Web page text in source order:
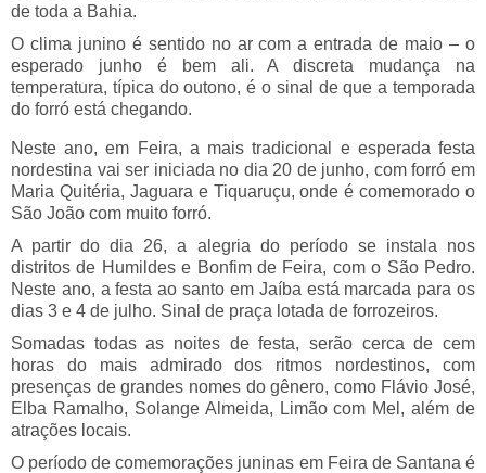
de toda a Bahia.
O clima junino é sentido no ar com a entrada de maio – o
esperado junho é bem ali. A discreta mudança na
temperatura, típica do outono, é o sinal de que a temporada
do forró está chegando.
Neste ano, em Feira, a mais tradicional e esperada festa
nordestina vai ser iniciada no dia 20 de junho, com forró em
Maria Quitéria, Jaguara e Tiquaruçu, onde é comemorado o
São João com muito forró.
A partir do dia 26, a alegria do período se instala nos
distritos de Humildes e Bonfim de Feira, com o São Pedro.
Neste ano, a festa ao santo em Jaíba está marcada para os
dias 3 e 4 de julho. Sinal de praça lotada de forrozeiros.
Somadas todas as noites de festa, serão cerca de cem
horas do mais admirado dos ritmos nordestinos, com
presenças de grandes nomes do gênero, como Flávio José,
Elba Ramalho, Solange Almeida, Limão com Mel, além de
atrações locais.
O período de comemorações juninas em Feira de Santana é